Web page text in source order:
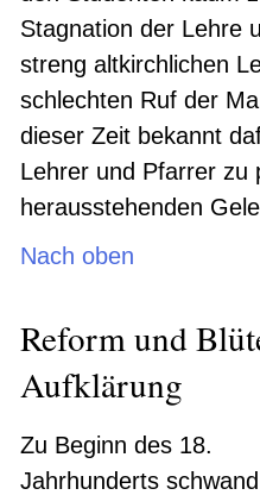
Stagnation der Lehre
streng altkirchlichen
schlechten Ruf der
dieser Zeit bekannt
Lehrer und Pfarrer zu
herausstehenden
Nach oben
Reform und
Aufklärung
Zu Beginn des 18.
Jahrhunderts schwand